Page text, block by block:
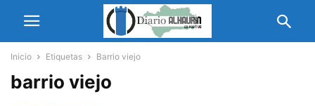
Inicio Etiquetas Barrio viejo
barrio viejo